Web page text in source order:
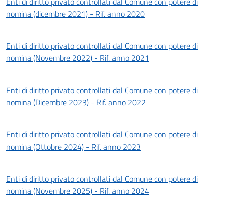
nomina (dicembre 2021) - Rif. anno 2020
Enti di diritto privato controllati dal Comune con potere di
nomina (Novembre 2022) - Rif. anno 2021
Enti di diritto privato controllati dal Comune con potere di
nomina (Dicembre 2023) - Rif. anno 2022
Enti di diritto privato controllati dal Comune con potere di
nomina (Ottobre 2024) - Rif. anno 2023
Enti di diritto privato controllati dal Comune con potere di
nomina (Novembre 2025) - Rif. anno 2024